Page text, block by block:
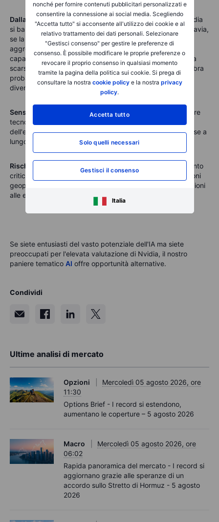
nonché per fornire contenuti pubblicitari personalizzati e
consentire la connessione ai social media. Scegliendo
"Accetta tutto" si acconsente all'utilizzo dei cookie e al
relativo trattamento dei dati personali. Selezionare
"Gestisci consenso" per gestire le preferenze di
consenso. È possibile modificare le proprie preferenze o
revocare il proprio consenso in qualsiasi momento
tramite la pagina della politica sui cookie. Si prega di
consultare la nostra cookie policye la nostra privacy
policy.
Accetta tutto
Solo quelli necessari
Gestisci il consenso
Italia
Dalla scarsità all'eccesso di offerta
: l'attuale forza di Nvidia
si basa su una domanda elevata che supera l'offerta. Tuttavia,
se la produzione dovesse aumentare in modo troppo
aggressivo, potrebbe emergere una sovrabbondanza di
capacità, spostando la narrazione dai margini guidati dalla
scarsità alle sfide dell'eccesso di offerta. Questo non sembra
probabile nel breve periodo, ma i mercati potrebbero
diventare cauti e reagire se l'offerta iniziasse a salire.
Sensibilità macroeconomica: con le valutazioni del settore
tecnologico già in tensione, un eventuale rallentamento
dell'economia in generale o un aumento dei tassi d'interesse a
lungo termine potrebbero pesare sul settore.
Rischi geopolitici
: man mano che l'IA diventa uno strumento
critico e strategico per i governi di tutto il mondo, le tensioni
geopolitiche potrebbero creare venti contrari, dalle restrizioni
alle esportazioni alla concorrenza della Cina.
Se siete entusiasti del vasto potenziale dell'IA ma siete
preoccupati per l'elevata valutazione di Nvidia, il nostro
paniere tematico AI offre opportunità alternative.
Condividi
Ultime analisi di mercato
Opzioni
Mercoledì 05 agosto 2026, ore
11:30
Options Brief - I record si estendono,
aumentano le coperture – 5 agosto 2026
Macro
Mercoledì 05 agosto 2026, ore
06:02
Rapida panoramica del mercato - I record si
aggiornano grazie alle speranze di un
accordo sullo Stretto di Hormuz - 5 agosto
2026